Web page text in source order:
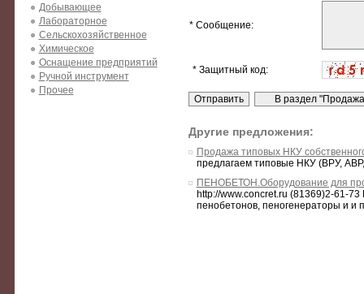
Добывающее
Лабораторное
Сельскохозяйственное
Химическое
Оснащение предприятий
Ручной инструмент
Прочее
* Сообщение:
* Защитный код:
Другие предложения:
Продажа типовых НКУ
предлагаем типовые НКУ (ВРУ,
ПЕНОБЕТОН.Оборудование для
http://www.concret.ru (81369)2-61-
пенобетонов, пеногенераторы и и